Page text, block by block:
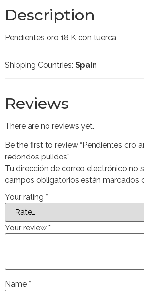
Description
Pendientes oro 18 K con tuerca
Shipping Countries: Spain
Reviews
There are no reviews yet.
Be the first to review “Pendientes oro
redondos pulidos”
Tu dirección de correo electrónico no
campos obligatorios están marcados
Your rating *
Your review *
Name *